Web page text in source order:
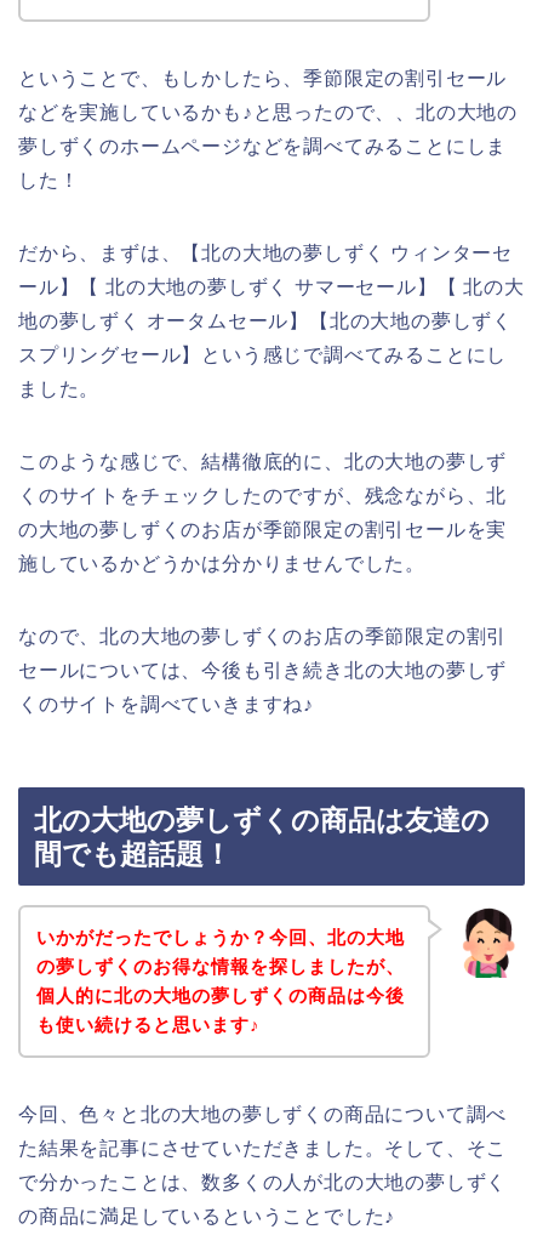
ということで、もしかしたら、季節限定の割引セール
などを実施しているかも♪と思ったので、、北の大地の
夢しずくのホームページなどを調べてみることにしま
した！
だから、まずは、【北の大地の夢しずく ウィンターセ
ール】【 北の大地の夢しずく サマーセール】【 北の大
地の夢しずく オータムセール】【北の大地の夢しずく
スプリングセール】という感じで調べてみることにし
ました。
このような感じで、結構徹底的に、北の大地の夢しず
くのサイトをチェックしたのですが、残念ながら、北
の大地の夢しずくのお店が季節限定の割引セールを実
施しているかどうかは分かりませんでした。
なので、北の大地の夢しずくのお店の季節限定の割引
セールについては、今後も引き続き北の大地の夢しず
くのサイトを調べていきますね♪
北の大地の夢しずくの商品は友達の
間でも超話題！
いかがだったでしょうか？今回、北の大地
の夢しずくのお得な情報を探しましたが、
個人的に北の大地の夢しずくの商品は今後
も使い続けると思います♪
今回、色々と北の大地の夢しずくの商品について調べ
た結果を記事にさせていただきました。そして、そこ
で分かったことは、数多くの人が北の大地の夢しずく
の商品に満足しているということでした♪